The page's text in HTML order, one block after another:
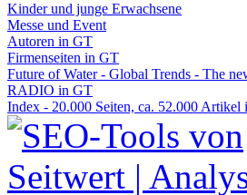
Kinder und junge Erwachsene
Messe und Event
Autoren in GT
Firmenseiten in GT
Future of Water - Global Trends - The
RADIO in GT
Index - 20.000 Seiten, ca. 52.000 Artikel